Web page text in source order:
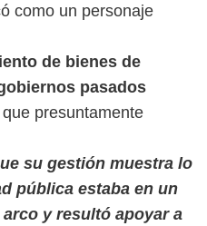
como un personaje
de bienes de
pasados
presuntamente
su gestión muestra lo
pública estaba en un
y resultó apoyar a